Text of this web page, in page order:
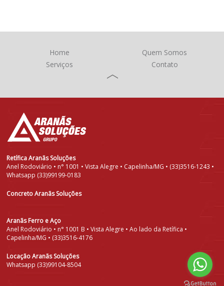
Home
Quem Somos
Serviços
Contato
Retífica Aranãs Soluções
Anel Rodoviário • n° 1001 • Vista Alegre • Capelinha/MG • (33)3516-1243 •
Whatsapp (33)99199-0183
Concreto Aranãs Soluções
Aranãs Ferro e Aço
Anel Rodoviário • n° 1001 B • Vista Alegre • Ao lado da Retífica •
Capelinha/MG • (33)3516-4176
Locação Aranãs Soluções
Whatsapp (33)99104-8504